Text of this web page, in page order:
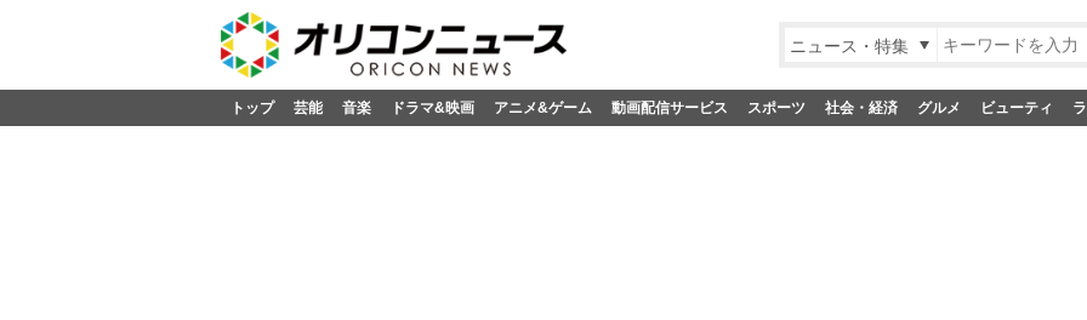
ニュース・特集
トップ 芸能 音楽 ドラマ&映画 アニメ&ゲーム 動画配信サービス スポーツ 社会・経済 グルメ ビューティ